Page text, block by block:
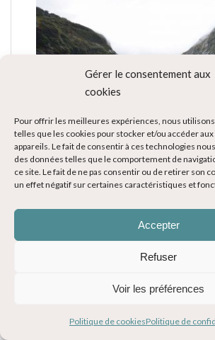
Gérer le consentement aux
cookies
Pour offrir les meilleures expériences, nous
telles que les cookies pour stocker et/ou accéder
appareils. Le fait de consentir à ces technologies
des données telles que le comportement de
ce site. Le fait de ne pas consentir ou de retirer son
un effet négatif sur certaines caractéristiques et
Accepter
Refuser
Voir les préférences
Politique de cookiesPolitique de
5. LA TRAVERSÉE EN
Les compagniesInterislanderet
liaison plusieurs fois par jours. Elle dure
est souvent incluse dans votre